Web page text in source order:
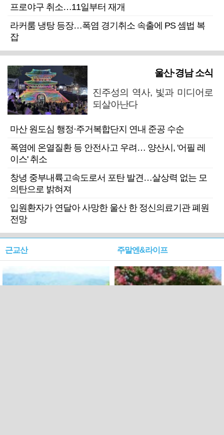
프로야구 취소…11일부터 재개
라커룸 냉탕 등장…폭염 경기취소 속출에 PS 셈법 복
잡
울산·경남 소식
진주성의 역사, 빛과 미디어로
되살아난다
마산 원도심 행정·주거복합단지 연내 준공 수순
폭염에 온열질환 등 안전사고 우려… 양산시, '어필 레
이스' 취소
창녕 중부내륙고속도로서 포탄 발견…살상력 없는 모
의탄으로 밝혀져
입원환자가 연달아 사망한 울산 한 정신의료기관 폐원
전망
근교산 주말엔&라이프